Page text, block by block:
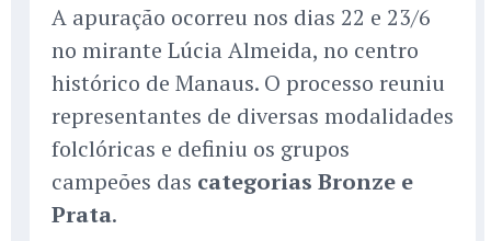
A apuração ocorreu nos dias 22 e 23/6
no mirante Lúcia Almeida, no centro
histórico de Manaus. O processo reuniu
representantes de diversas modalidades
folclóricas e definiu os grupos
campeões das categorias Bronze e
Prata.